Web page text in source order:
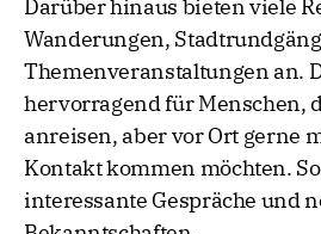
Darüber hinaus bieten viele
Wanderungen,
Themenveranstaltungen an.
hervorragend für Menschen,
anreisen, aber vor Ort gerne
Kontakt kommen möchten.
interessante Gespräche und